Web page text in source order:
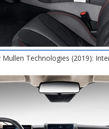
Mullen Technologies (2019):